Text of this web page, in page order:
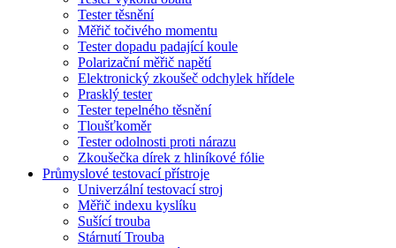
Tester těsnění
Měřič točivého momentu
Tester dopadu padající koule
Polarizační měřič napětí
Elektronický zkoušeč odchylek hřídele
Prasklý tester
Tester tepelného těsnění
Tloušťkoměr
Tester odolnosti proti nárazu
Zkoušečka dírek z hliníkové fólie
Průmyslové testovací přístroje
Univerzální testovací stroj
Měřič indexu kyslíku
Sušící trouba
Stárnutí Trouba